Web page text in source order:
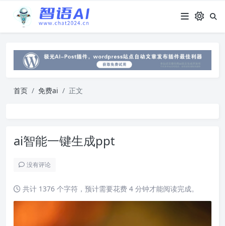
首页 免费ai 正文
ai智能一键生成ppt
没有评论
共计 1376 个字符，预计需要花费 4 分钟才能阅读完成。